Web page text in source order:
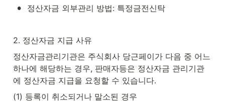
• 정산자금 외부관리 방법: 특정금전신탁
2. 정산자금 지급 사유
정산자금관리기관은 주식회사 당근페이가 다음 중 어느
하나에 해당하는 경우, 판매자등은 정산자금 관리기관
에 정산자금 지급을 요청할 수 있습니다.
(1) 등록이 취소되거나 말소된 경우